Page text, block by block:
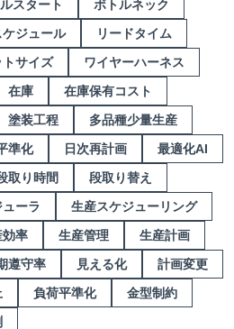
スタート
ボトルネック
ケジュール
リードタイム
トサイズ
ワイヤーハーネス
在庫
在庫保有コスト
塗装工程
多品種少量生産
準化 日次再計画
最適化AI
取り時間
段取り替え
ーラ
生産スケジューリング
効率 生産管理
生産計画
遵守率 見える化
計画変更
負荷平準化
金型制約